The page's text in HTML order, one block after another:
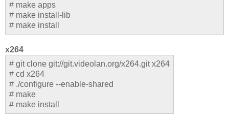
# make apps
# make install-lib
# make install
x264
# git clone git://git.videolan.org/x264.git x264
# cd x264
# ./configure --enable-shared
# make
# make install